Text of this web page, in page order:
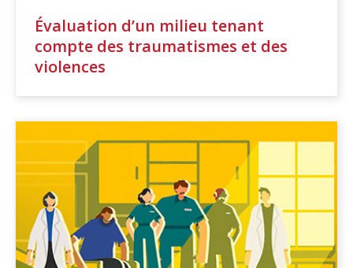
Évaluation d’un milieu tenant
compte des traumatismes et des
violences